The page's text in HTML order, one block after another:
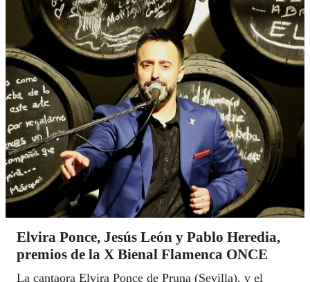
Pereira en Nerja, Estrella Rodríguez, 1,1 millones en
Alcalá de Guadaira y José Manuel Campos otro millón
en Fuengirola.
Elvira Ponce, Jesús León y Pablo Heredia,
premios de la X Bienal Flamenca ONCE
La cantaora Elvira Ponce de Pruna (Sevilla), y el